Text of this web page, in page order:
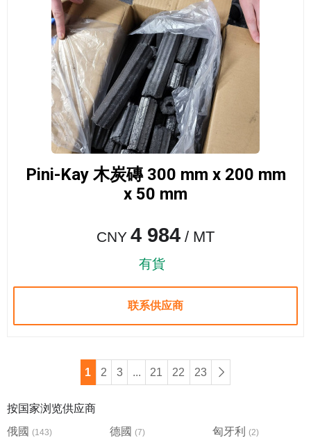
Pini-Kay 木炭磚 300 mm x 200 mm
x 50 mm
CNY 4 984 / MT
有貨
联系供应商
1 2 3 ... 21 22 23
按国家浏览供应商
俄國 (143) 德國 (7) 匈牙利 (2)